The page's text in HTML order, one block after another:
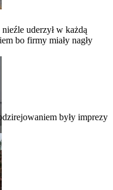
uderzył w każdą
bo firmy miały nagły
były imprezy